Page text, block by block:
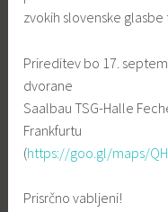
zvokih slovenske
Prireditev bo 17.
dvorane
Saalbau TSG-Halle
Frankfurtu
(https://goo.gl/maps/
Prisrčno vabljeni!